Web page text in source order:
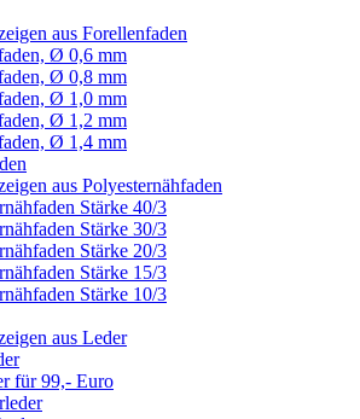
aus Forellenfaden
Ø 0,6 mm
Ø 0,8 mm
Ø 1,0 mm
Ø 1,2 mm
Ø 1,4 mm
aus Polyesternähfaden
Stärke 40/3
Stärke 30/3
Stärke 20/3
Stärke 15/3
Stärke 10/3
aus Leder
für 99,- Euro